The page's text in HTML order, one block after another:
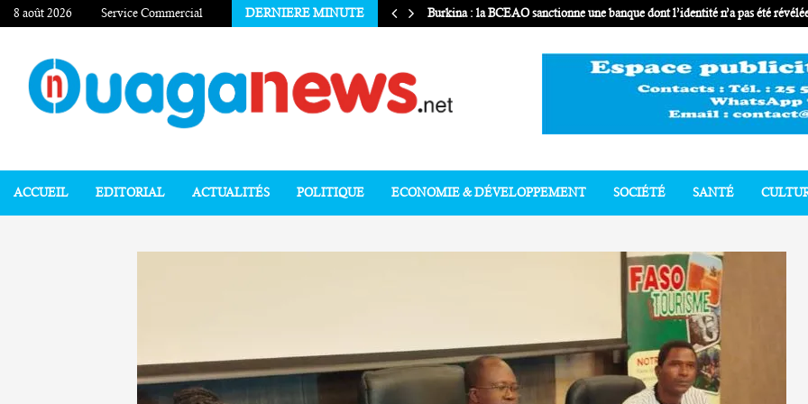
8 août 2026 Service Commercial DERNIERE MINUTE Burkina : la BCEAO sanctionne une banque dont l’identité n’a pas été
ACCUEIL EDITORIAL ACTUALITÉS POLITIQUE ECONOMIE & DÉVELOPPEMENT SOCIÉTÉ SANTÉ